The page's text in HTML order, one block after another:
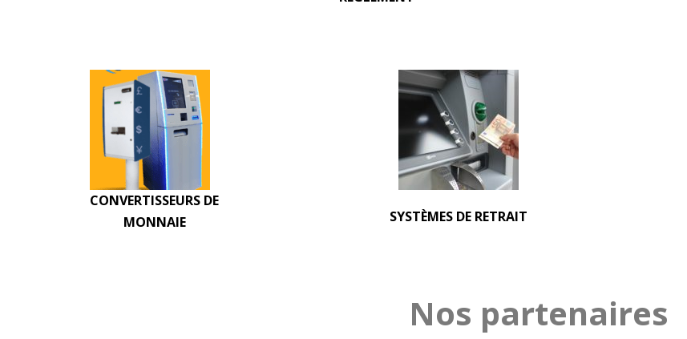
CONVERTISSEURS DE
MONNAIE
SYSTÈMES DE RETRAIT
Nos partenaires